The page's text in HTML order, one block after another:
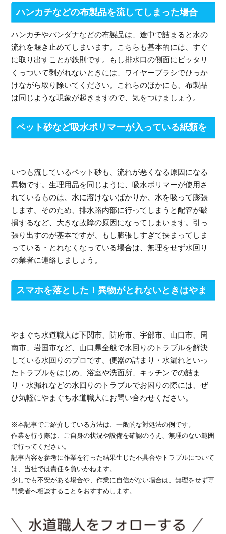
ハンカチなどの布製品を流してしまった場合
ハンカチやバンダナなどの布製品は、途中で詰まると水の
流れを堰き止めてしまいます。こちらも基本的には、すぐ
に取り出すことが鉄則です。もし排水口の側面にピッタリ
くっついて剥がれないときには、ワイヤーブラシでひっか
けながら取り除いてください。これらのほかにも、布製品
は同じような現象が起きますので、気をつけましょう。
ペット砂など吸水ポリマーが入っている紙類を
いつも流しているペット砂も、流れが悪くなる原因になる
異物です。生理用品を同じように、吸水ポリマーが使用さ
れているものは、水に溶けないばかりか、水を吸って膨張
します。そのため、排水路内部に行ってしまうと配管が破
損するなど、大きな故障の原因になってしまいます。引っ
張り出すのが基本ですが、もし膨張しすぎて挟まってしま
っている・とれなくなっている場合は、無理をせず水回り
の業者に連絡しましょう。
スマホを落とした！異物がとれないときはやま
やまぐち水道職人は下関市、防府市、宇部市、山口市、周
南市、岩国市など、山口県全般で水回りのトラブルを解決
している水回りのプロです。便器の詰まり・水漏れといっ
たトラブルをはじめ、浴室や洗面所、キッチンでの詰ま
り・水漏れなどの水回りのトラブルでお困りの際には、ぜ
ひ気軽にやまぐち水道職人にお問い合わせください。
※本記事でご紹介している方法は、一般的な対処法の例です。
作業を行う際は、ご自身の状況や設備を確認のうえ、無理のない範囲
で行ってください。
記事内容を参考に作業を行った結果生じた不具合やトラブルについて
は、当社では責任を負いかねます。
少しでも不安がある場合や、作業に自信がない場合は、無理をせず専
門業者へ相談することをおすすめします。